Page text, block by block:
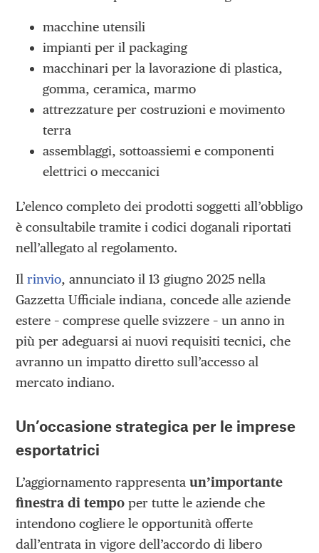
macchine utensili
impianti per il packaging
macchinari per la lavorazione di plastica,
gomma, ceramica, marmo
attrezzature per costruzioni e movimento
terra
assemblaggi, sottoassiemi e componenti
elettrici o meccanici
L’elenco completo dei prodotti soggetti all’obbligo
è consultabile tramite i codici doganali riportati
nell’allegato al regolamento.
Ilrinvio, annunciato il 13 giugno 2025 nella
Gazzetta Ufficiale indiana, concede alle aziende
estere – comprese quelle svizzere – un anno in
più per adeguarsi ai nuovi requisiti tecnici, che
avranno un impatto diretto sull’accesso al
mercato indiano.
Un’occasione strategica per le imprese
esportatrici
L’aggiornamento rappresentaun’importante
finestra di tempo per tutte le aziende che
intendono cogliere le opportunità offerte
dall’entrata in vigore dell’accordo di libero